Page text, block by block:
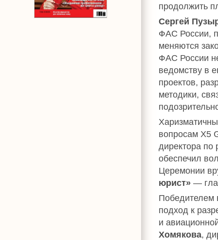
продолжить
Сергей
ФАС России,
меняются
ФАС России
ведомству в
проектов,
методики,
вопросам Х5
директора по
обеспечил
Церемонии
юрист» —
Победителем
подход к
и
Хомякова,